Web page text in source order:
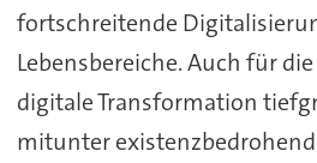
fortschreitende
Lebensbereiche. Auch für
digitale Transformation
mitunter